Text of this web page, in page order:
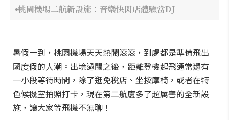
桃園機場二航新設施：音樂快閃店體驗當DJ
暑假一到，桃園機場天天熱鬧滾滾，到處都是準備飛出
國度假的人潮。出境過關之後，距離登機起飛通常還有
一小段等待時間，除了逛免稅店、坐按摩椅，或者在特
色候機室拍照打卡，現在第二航廈多了超厲害的全新設
施，讓大家等飛機不無聊！